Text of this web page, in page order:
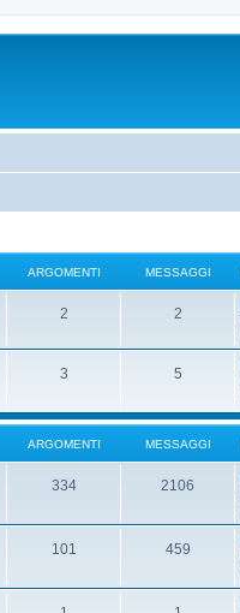
ARGOMENTI MESSAGGI
2 2
3 5
ARGOMENTI MESSAGGI
334 2106
101 459